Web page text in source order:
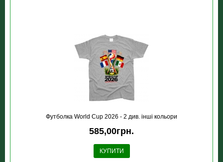
Футболка World Cup 2026 - 2 див. інші кольори
585,00грн.
КУПИТИ